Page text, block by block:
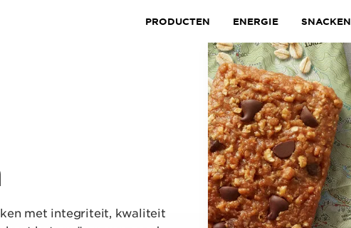
PRODUCTEN ENERGIE SNACKEN
met integriteit, kwaliteit